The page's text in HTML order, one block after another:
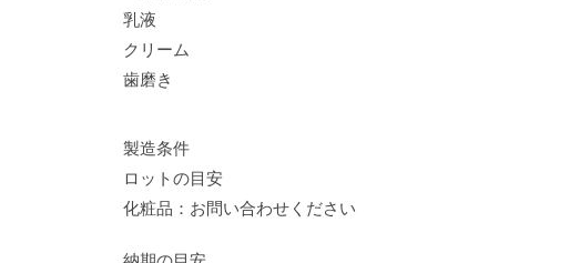
乳液
クリーム
歯磨き
製造条件
ロットの目安
化粧品：お問い合わせください